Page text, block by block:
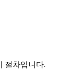
절차입니다.